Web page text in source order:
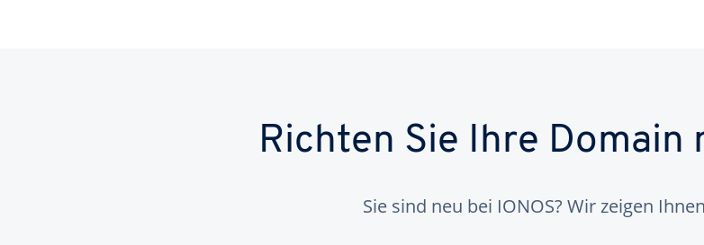
Richten Sie Ihre Domain
Sie sind neu bei IONOS? Wir zeigen